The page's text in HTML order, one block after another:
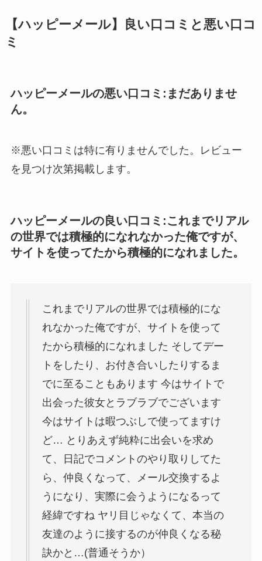
【ハッピーメール】良い口コミと悪い口コ
ミ
ハッピーメールの悪い口コミ:まだありませ
ん。
※悪い口コミは特に有りませんでした。レビュー
を見つけ次第掲載します。
ハッピーメールの良い口コミ:これまでリアル
の世界では積極的になれなかった俺ですが、
サイトを使ってたから積極的になれました。
これまでリアルの世界では積極的にな
れなかった俺ですが、サイトを使って
たから積極的になれました そしてデー
トをしたり、お付き合いしたりするま
でに至ることもあります 今はサイトで
出会った彼女とラブラブでございます
今はサイトは暇つぶしで使ってますけ
ど… とりあえず純粋に出会いを求め
て、日記でコメントのやり取りしてた
ら、仲良くなって、メール交換するよ
うになり、実際に会うようになるって
経緯ですね ヤリ目じゃなくて、本当の
友達のように接するのが仲良くなる秘
訣かと…(普通そうか）